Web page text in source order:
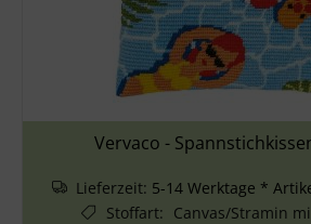
Vervaco -
Lieferzeit: 5-14 Werktage *
Stoffart: Canvas/Stramin